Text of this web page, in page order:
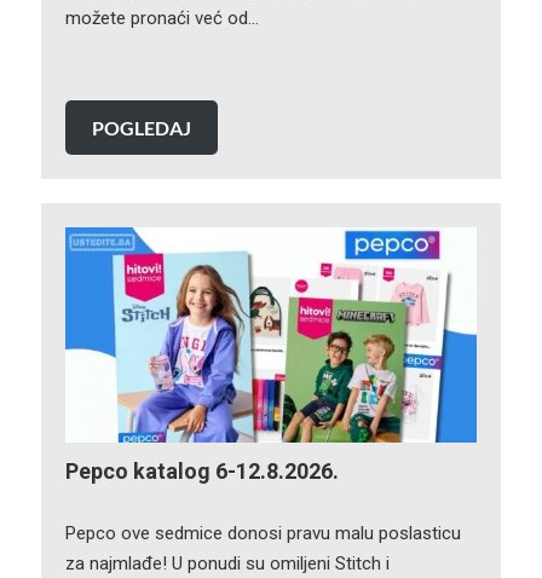
možete pronaći već od…
POGLEDAJ
Pepco katalog 6-12.8.2026.
Pepco ove sedmice donosi pravu malu poslasticu
za najmlađe! U ponudi su omiljeni Stitch i